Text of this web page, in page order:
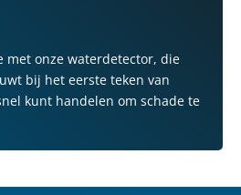
met onze waterdetector, die
bij het eerste teken van
kunt handelen om schade te